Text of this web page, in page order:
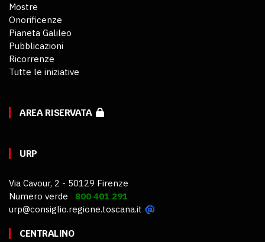
Mostre
Onorificenze
Pianeta Galileo
Pubblicazioni
Ricorrenze
Tutte le iniziative
AREA RISERVATA
URP
Via Cavour, 2 - 50129 Firenze
Numero verde 800 401 291
urp@consiglio.regione.toscana.it
CENTRALINO